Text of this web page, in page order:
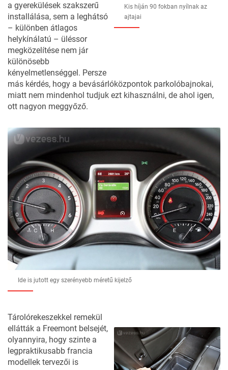
Kis híján 90 fokban nyílnak az
ajtajai
a gyerekülések szakszerű
installálása, sem a leghátsó
– különben átlagos
helykínálatú – üléssor
megközelítése nem jár
különösebb
kényelmetlenséggel. Persze
más kérdés, hogy a bevásárlóközpontok parkolóbajnokai,
miatt nem mindenhol tudjuk ezt kihasználni, de ahol igen,
ott nagyon meggyőző.
Ide is jutott egy szerényebb méretű kijelző
Tárolórekeszekkel remekül
ellátták a Freemont belsejét,
olyannyira, hogy szinte a
legpraktikusabb francia
modellek tervezői is